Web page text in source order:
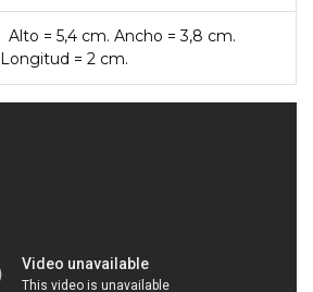
Alto = 5,4 cm. Ancho = 3,8 cm.
Longitud = 2 cm.